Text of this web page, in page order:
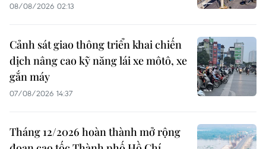
08/08/2026 02:13
Cảnh sát giao thông triển khai chiến
dịch nâng cao kỹ năng lái xe môtô, xe
gắn máy
07/08/2026 14:37
Tháng 12/2026 hoàn thành mở rộng